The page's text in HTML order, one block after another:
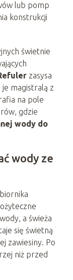
lub pomp
konstrukcji
świetnie
zasysa
je magistralą z
na pole
gdzie
wody do
wody ze
a świeża
się świetną
zawiesiny. Po
niż przed